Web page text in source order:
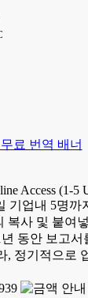
Access (1-5
기업내 5명까
복사 및 붙여
동안 보고서
, 정기적으로